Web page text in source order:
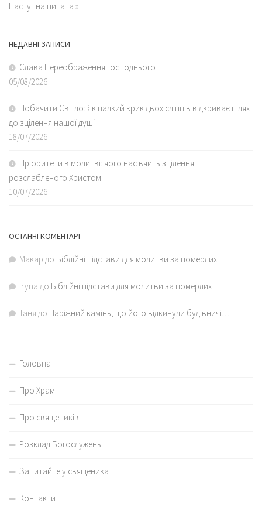
Наступна цитата »
НЕДАВНІ ЗАПИСИ
Слава Переображення Господнього
05/08/2026
Побачити Світло: Як палкий крик двох сліпців відкриває шлях
до зцілення нашої душі
18/07/2026
Пріоритети в молитві: чого нас вчить зцілення
розслабленого Христом
10/07/2026
ОСТАННІ КОМЕНТАРІ
Макар до Біблійні підстави для молитви за померлих
Iryna до Біблійні підстави для молитви за померлих
Таня до Наріжний камінь, що його відкинули будівничі…
Головна
Про Храм
Про священиків
Розклад Богослужень
Запитайте у священика
Контакти